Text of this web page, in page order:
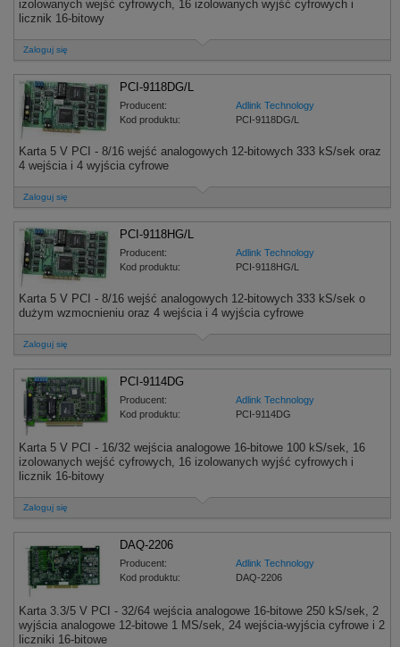
izolowanych wejść cyfrowych, 16 izolowanych wyjść cyfrowych i
licznik 16-bitowy
Zaloguj się
PCI-9118DG/L
Producent:
Adlink Technology
Kod produktu:
PCI-9118DG/L
Karta 5 V PCI - 8/16 wejść analogowych 12-bitowych 333 kS/sek oraz
4 wejścia i 4 wyjścia cyfrowe
Zaloguj się
PCI-9118HG/L
Producent:
Adlink Technology
Kod produktu:
PCI-9118HG/L
Karta 5 V PCI - 8/16 wejść analogowych 12-bitowych 333 kS/sek o
dużym wzmocnieniu oraz 4 wejścia i 4 wyjścia cyfrowe
Zaloguj się
PCI-9114DG
Producent:
Adlink Technology
Kod produktu:
PCI-9114DG
Karta 5 V PCI - 16/32 wejścia analogowe 16-bitowe 100 kS/sek, 16
izolowanych wejść cyfrowych, 16 izolowanych wyjść cyfrowych i
licznik 16-bitowy
Zaloguj się
DAQ-2206
Producent:
Adlink Technology
Kod produktu:
DAQ-2206
Karta 3.3/5 V PCI - 32/64 wejścia analogowe 16-bitowe 250 kS/sek, 2
wyjścia analogowe 12-bitowe 1 MS/sek, 24 wejścia-wyjścia cyfrowe i 2
liczniki 16-bitowe